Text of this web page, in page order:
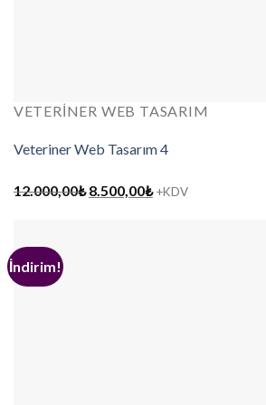
VETERINER WEB TASARIM
Veteriner Web Tasarım 4
12.000,00₺ Orijinal
8.500,00₺Şu
+KDV
İndirim!